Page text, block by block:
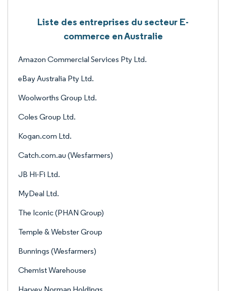
Liste des entreprises du secteur E-
commerce en Australie
Amazon Commercial Services Pty Ltd.
eBay Australia Pty Ltd.
Woolworths Group Ltd.
Coles Group Ltd.
Kogan.com Ltd.
Catch.com.au (Wesfarmers)
JB Hi-Fi Ltd.
MyDeal Ltd.
The Iconic (PHAN Group)
Temple & Webster Group
Bunnings (Wesfarmers)
Chemist Warehouse